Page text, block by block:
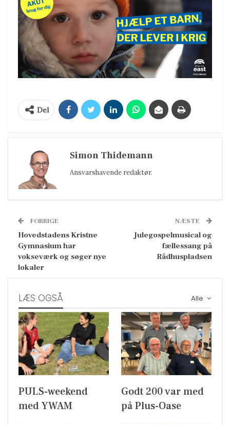
Del
Simon Thidemann
Ansvarshavende redaktør.
FORRIGE
Hovedstadens Kristne
Gymnasium har
vokseværk og søger nye
lokaler
NÆSTE
Julegospelmusical og
fællessang på
Rådhuspladsen
Alle
LÆS OGSÅ
PULS-weekend
med YWAM
Godt 200 var med
på Plus-Oase